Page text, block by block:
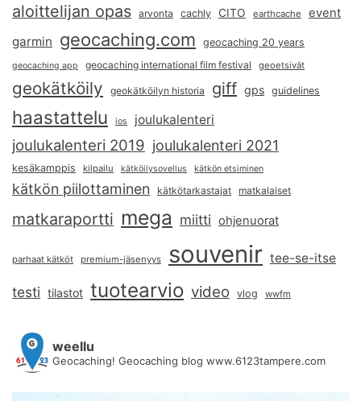
aloittelijan opas arvonta cachly CITO earthcache event
garmin geocaching.com geocaching 20 years
geocaching app geocaching international film festival geoetsivät
geokätköily geokätköilyn historia giff gps guidelines
haastattelu ios joulukalenteri
joulukalenteri 2019 joulukalenteri 2021
kesäkamppis kilpailu kätköilysovellus kätkön etsiminen
kätkön piilottaminen kätkötarkastajat matkalaiset
matkaraportti mega miitti ohjenuorat
parhaat kätköt premium-jäsenyys souvenir tee-se-itse
testi tilastot tuotearvio video vlog wwfm
weellu
Geocaching! Geocaching blog www.6123tampere.com